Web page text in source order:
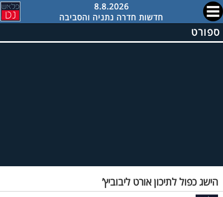
8.8.2026
חדשות חדרה נתניה והסביבה
ספורט
הישג כפול לתיכון אורט ליבוביץ’